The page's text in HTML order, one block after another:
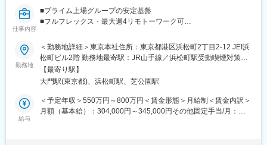
目の精査 ・監査法人／税理士法人対応 ・税務申告対応 ・債権／
債務管理 ・開示資料作成
〇管理会計・経営支援
び改善提案 ・取締役会資料作成 ・各部署との数値連携／運用改善
〇業務改善・組織構築
・決算フローの見直し／標準化 ・業務フロー整備および再設計 ・
経理オペレーション改善 ・システム導入／運用改善 ・部門横断プ
■当社について：
仕事内容
■プライム上場グループの安定基盤
■フルフレックス・最大週4リモトーワーク可
■採用背景
1号店出店以来、現在までに撤退した直営店舗(ホール)はなく、今
後も更なる店舗拡大を予定しており、マーケティング組織の増員
を行っております。
■業務内容
勤務地
＜勤務地詳細＞東京本社住所：東京都港区浜松町2丁目2-12 JEI浜
松町ビル2階 勤務地最寄駅：JR山手線／浜松町駅受動喫煙対策：
屋内全面禁煙
【最寄り駅】
大門駅(東京都)、浜松町駅、芝公園駅
給与
＜予定年収＞550万円～800万円＜賃金形態＞月給制＜賃金内訳＞
月額（基本給）：304,000円～345,000円その他固定手当/月：